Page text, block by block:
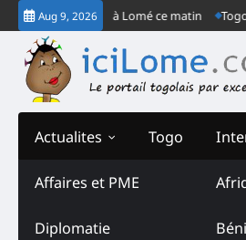
Skip
to
content
Aug 9, 2026
ordinaire à Lomé ce matin Togo-
Actualites
Affaires et PME
Diplomatie
Togo